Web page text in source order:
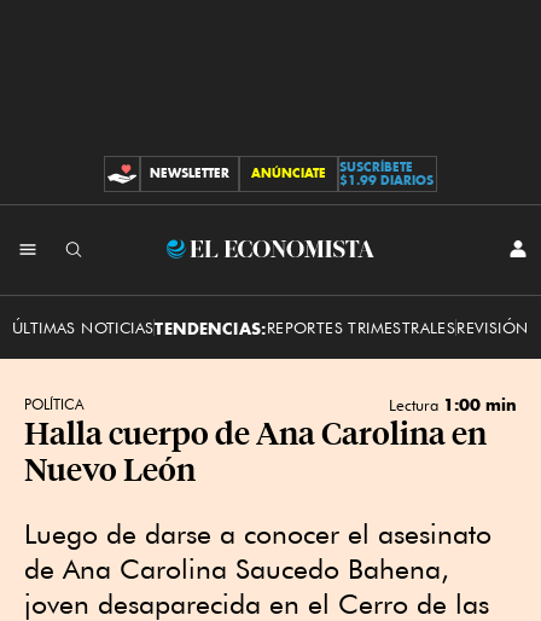
CONTRIBUCIONES
NEWSLETTER ANÚNCIATE
SUSCRÍBETE
$1.99 DIARIOS
El
ÚLTIMAS NOTICIASTENDENCIAS:REPORTES TRIMESTRALESREVISIÓN
POLÍTICA Lectura 1:00 min
Halla cuerpo de Ana Carolina en
Nuevo León
Luego de darse a conocer el asesinato
de Ana Carolina Saucedo Bahena,
joven desaparecida en el Cerro de las